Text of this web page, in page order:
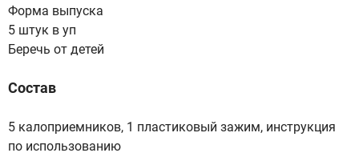
Форма выпуска
5 штук в уп
Беречь от детей
Состав
5 калоприемников, 1 пластиковый зажим, инструкция
по использованию